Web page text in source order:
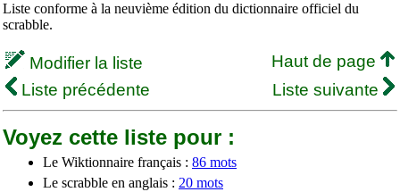
Liste conforme à la neuvième édition du dictionnaire officiel du
scrabble.
Modifier la liste
Haut de page
Liste précédente
Liste suivante
Voyez cette liste pour :
Le Wiktionnaire français : 86 mots
Le scrabble en anglais : 20 mots